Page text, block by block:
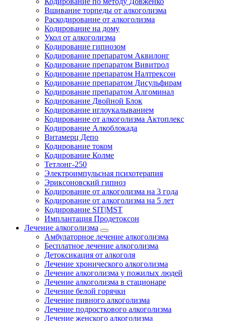
Вшивание торпеды от алкоголизма
Раскодирование от алкоголизма
Кодирование на дому
Укол от алкоголизма
Кодирование гипнозом
Кодирование препаратом Аквилонг
Кодирование препаратом Вивитрол
Кодирование препаратом Налтрексон
Кодирование препаратом Дисульфирам
Кодирование препаратом Алгоминал
Кодирование Двойной Блок
Кодирование иглоукалыванием
Кодирование от алкоголизма Актоплекс
Кодирование Алкоблокада
Витамерц Депо
Кодирование током
Кодирование Колме
Тетлонг-250
Электроимпульсная психотерапия
Эриксоновский гипноз
Кодирование от алкоголизма на 3 года
Кодирование от алкоголизма на 5 лет
Кодирование SIT|MST
Имплантация Продетоксон
Лечение алкоголизма
Амбулаторное лечение алкоголизма
Бесплатное лечение алкоголизма
Детоксикация от алкоголя
Лечение хронического алкоголизма
Лечение алкоголизма у пожилых людей
Лечение алкоголизма в стационаре
Лечение белой горячки
Лечение пивного алкоголизма
Лечение подросткового алкоголизма
Лечение женского алкоголизма